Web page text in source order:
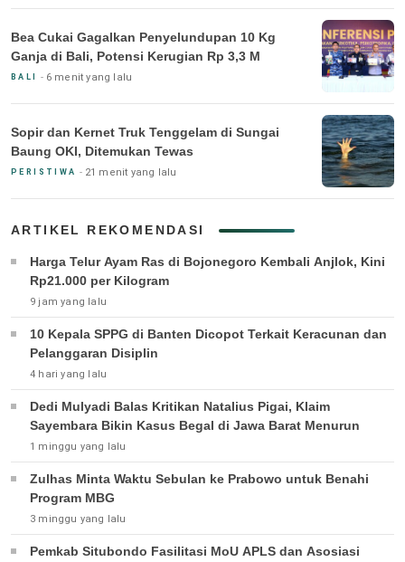
Bea Cukai Gagalkan Penyelundupan 10 Kg
Ganja di Bali, Potensi Kerugian Rp 3,3 M
BALI 6 menit yang lalu
Sopir dan Kernet Truk Tenggelam di Sungai
Baung OKI, Ditemukan Tewas
PERISTIWA 21 menit yang lalu
ARTIKEL REKOMENDASI
Harga Telur Ayam Ras di Bojonegoro Kembali Anjlok, Kini
Rp21.000 per Kilogram
9 jam yang lalu
10 Kepala SPPG di Banten Dicopot Terkait Keracunan dan
Pelanggaran Disiplin
4 hari yang lalu
Dedi Mulyadi Balas Kritikan Natalius Pigai, Klaim
Sayembara Bikin Kasus Begal di Jawa Barat Menurun
1 minggu yang lalu
Zulhas Minta Waktu Sebulan ke Prabowo untuk Benahi
Program MBG
3 minggu yang lalu
Pemkab Situbondo Fasilitasi MoU APLS dan Asosiasi